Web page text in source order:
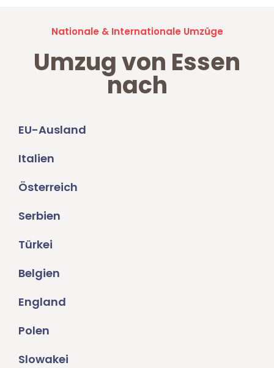
Nationale & Internationale Umzüge
Umzug von Essen
nach
EU-Ausland
Italien
Österreich
Serbien
Türkei
Belgien
England
Polen
Slowakei